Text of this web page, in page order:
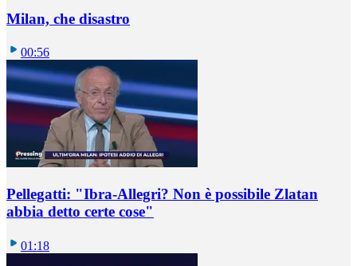
Milan, che disastro
00:56
Pellegatti: "Ibra-Allegri? Non è possibile Zlatan
abbia detto certe cose"
01:18